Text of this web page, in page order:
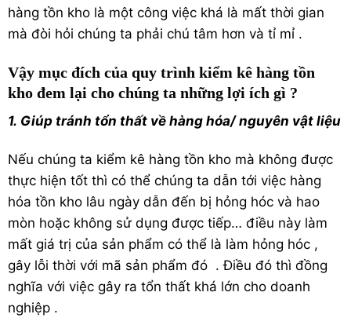
hàng tồn kho là một công việc khá là mất thời gian
mà đòi hỏi chúng ta phải chú tâm hơn và tỉ mỉ .
Vậy mục đích của quy trình kiểm kê hàng tồn
kho đem lại cho chúng ta những lợi ích gì ?
1. Giúp tránh tổn thất về hàng hóa/ nguyên vật liệu
Nếu chúng ta kiểm kê hàng tồn kho mà không được
thực hiện tốt thì có thể chúng ta dẫn tới việc hàng
hóa tồn kho lâu ngày dẫn đến bị hỏng hóc và hao
mòn hoặc không sử dụng được tiếp… điều này làm
mất giá trị của sản phẩm có thể là làm hỏng hóc ,
gây lỗi thời với mã sản phẩm đó . Điều đó thì đồng
nghĩa với việc gây ra tổn thất khá lớn cho doanh
nghiệp .